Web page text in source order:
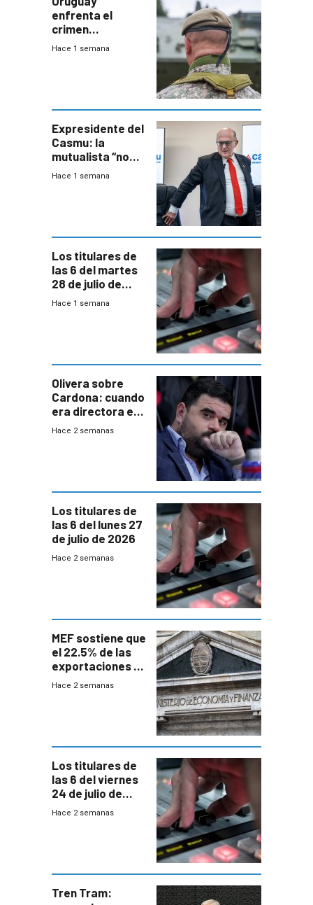
enfrenta el
crimen
organizado con
seguridad
Hace 1 semana
Expresidente del
Casmu: la
mutualista “no
está para pagar”
Hace 1 semana
Los titulares de
las 6 del martes
28 de julio de
2026
Hace 1 semana
Olivera sobre
Cardona: cuando
era directora en
UTE “no era muy
Hace 2 semanas
Los titulares de
las 6 del lunes 27
de julio de 2026
Hace 2 semanas
MEF sostiene que
el 22.5% de las
exportaciones a
EE.UU se verán
Hace 2 semanas
Los titulares de
las 6 del viernes
24 de julio de
2026
Hace 2 semanas
Tren Tram: